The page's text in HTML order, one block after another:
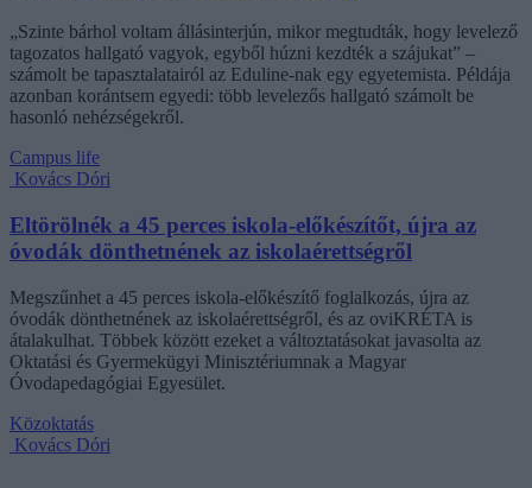
„Szinte bárhol voltam állásinterjún, mikor megtudták, hogy levelező
tagozatos hallgató vagyok, egyből húzni kezdték a szájukat” –
számolt be tapasztalatairól az Eduline-nak egy egyetemista. Példája
azonban korántsem egyedi: több levelezős hallgató számolt be
hasonló nehézségekről.
Campus life
Kovács Dóri
Eltörölnék a 45 perces iskola-előkészítőt, újra az
óvodák dönthetnének az iskolaérettségről
Megszűnhet a 45 perces iskola-előkészítő foglalkozás, újra az
óvodák dönthetnének az iskolaérettségről, és az oviKRÉTA is
átalakulhat. Többek között ezeket a változtatásokat javasolta az
Oktatási és Gyermekügyi Minisztériumnak a Magyar
Óvodapedagógiai Egyesület.
Közoktatás
Kovács Dóri